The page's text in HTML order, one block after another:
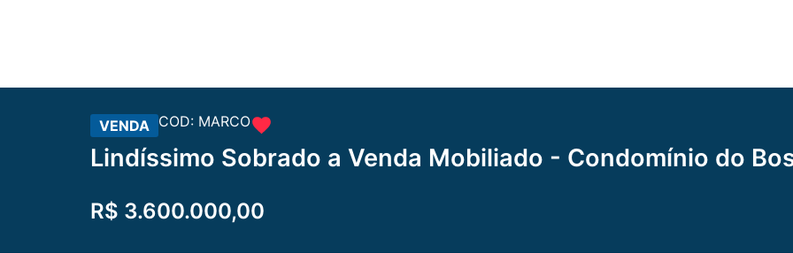
VENDA COD: MARCO
Lindíssimo Sobrado a Venda Mobiliado - Condomínio do
R$ 3.600.000,00